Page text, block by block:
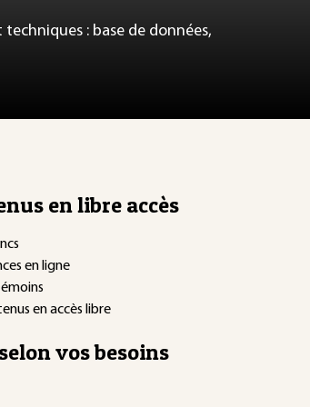
: base de données,
en libre accès
en ligne
en accès libre
vos besoins